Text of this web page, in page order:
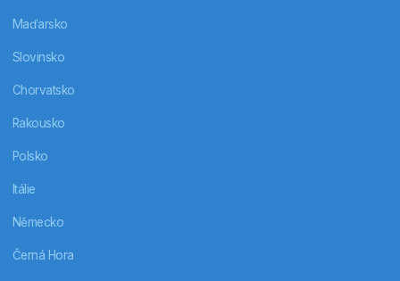
Maďarsko
Slovinsko
Chorvatsko
Rakousko
Polsko
Itálie
Německo
Černá Hora